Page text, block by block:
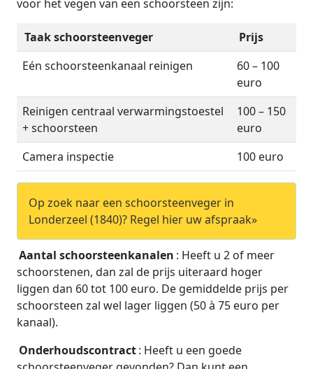
voor het vegen van een schoorsteen zijn:
Taak schoorsteenveger
Prijs
Eén schoorsteenkanaal reinigen
60 – 100
euro
Reinigen centraal verwarmingstoestel
+ schoorsteen
100 – 150
euro
Camera inspectie
100 euro
Op zoek naar een schoorsteenveger in
Londerzeel (1840)? Regel hier uw afspraak»
Aantal schoorsteenkanalen : Heeft u 2 of meer
schoorstenen, dan zal de prijs uiteraard hoger
liggen dan 60 tot 100 euro. De gemiddelde prijs per
schoorsteen zal wel lager liggen (50 à 75 euro per
kanaal).
Onderhoudscontract: Heeft u een goede